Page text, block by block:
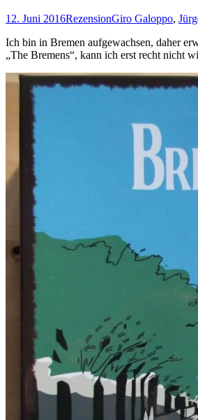
12. Juni 2016RezensionGiro Galoppo,
Ich bin in Bremen aufgewachsen, daher
„The Bremens“, kann ich erst recht nicht